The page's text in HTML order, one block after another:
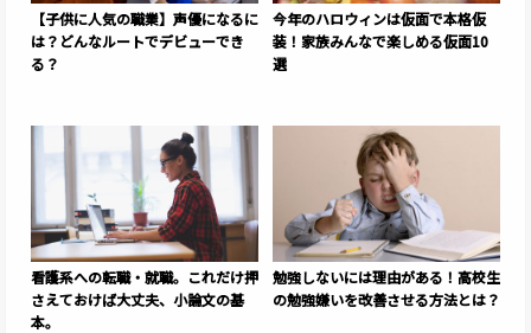
【子供に人気の職業】声優になるに
は？どんなルートでデビューでき
る？
今年のハロウィンは仮面で本格仮
装！家族みんなで楽しめる仮面10
選
看護系への転職・就職。これだけ押
さえておけば大丈夫、小論文の基
本。
勉強しないには理由がある！高校生
の勉強嫌いを改善させる方法とは？